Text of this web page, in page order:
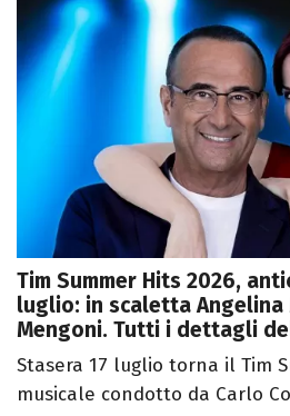
Tim Summer Hits 2026,
luglio: in scaletta Angelina
Mengoni. Tutti i dettagli
Stasera 17 luglio torna il Tim
musicale condotto da Carlo